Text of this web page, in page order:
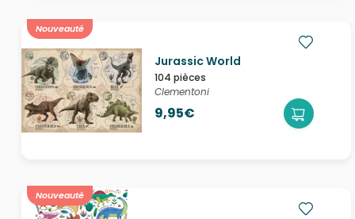
Nouveauté
Jurassic World
104 pièces
Clementoni
9,95€
Nouveauté